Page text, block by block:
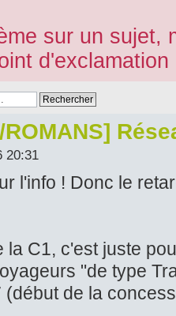
sur un sujet,
20:31
l'info ! Donc le
la C1, c'est juste
"de type
(début de la